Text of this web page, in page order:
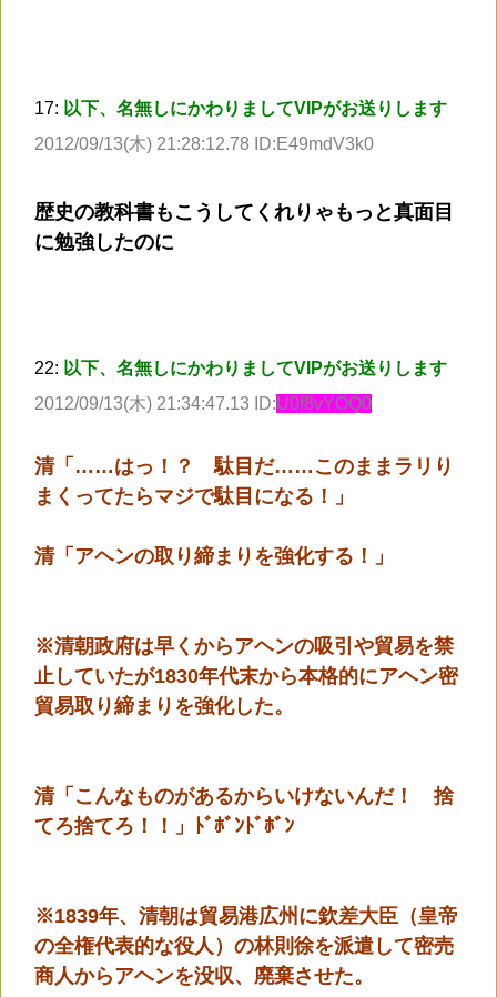
17: 以下、名無しにかわりましてVIPがお送りします
2012/09/13(木) 21:28:12.78 ID:E49mdV3k0
歴史の教科書もこうしてくれりゃもっと真面目
に勉強したのに
22: 以下、名無しにかわりましてVIPがお送りします
2012/09/13(木) 21:34:47.13 ID:U0f8vYOQ0
清「……はっ！？ 駄目だ……このままラリり
まくってたらマジで駄目になる！」
清「アヘンの取り締まりを強化する！」
※清朝政府は早くからアヘンの吸引や貿易を禁
止していたが1830年代末から本格的にアヘン密
貿易取り締まりを強化した。
清「こんなものがあるからいけないんだ！ 捨
てろ捨てろ！！」ﾄﾞﾎﾞﾝﾄﾞﾎﾞﾝ
※1839年、清朝は貿易港広州に欽差大臣（皇帝
の全権代表的な役人）の林則徐を派遣して密売
商人からアヘンを没収、廃棄させた。